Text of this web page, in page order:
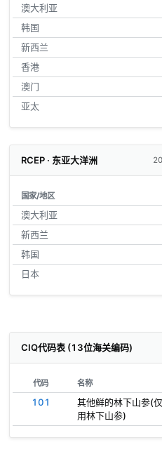
澳大利亚
韩国
新西兰
香港
澳门
亚太
RCEP · 东亚大洋洲
国家/地区
澳大利亚
新西兰
韩国
日本
CIQ代码表 (13位海关编码)
代码 名称
101
其他鲜的林下山参(
用林下山参)